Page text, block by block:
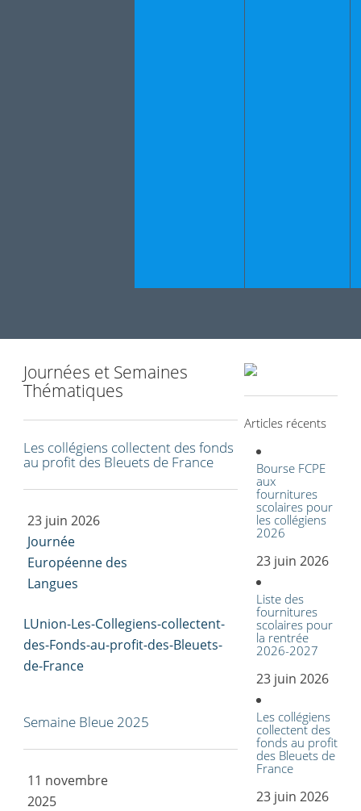
Journées et Semaines
Thématiques
Les collégiens collectent des fonds
au profit des Bleuets de France
23 juin 2026
Journée
Européenne des
Langues
LUnion-Les-Collegiens-collectent-
des-Fonds-au-profit-des-Bleuets-
de-France
Semaine Bleue 2025
11 novembre
2025
Articles récents
Bourse FCPE
aux
fournitures
scolaires pour
les collégiens
2026
23 juin 2026
Liste des
fournitures
scolaires pour
la rentrée
2026-2027
23 juin 2026
Les collégiens
collectent des
fonds au profit
des Bleuets de
France
23 juin 2026